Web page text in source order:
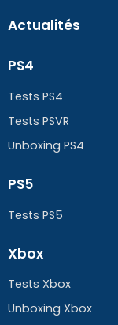
Actualités
PS4
Tests PS4
Tests PSVR
Unboxing PS4
PS5
Tests PS5
Xbox
Tests Xbox
Unboxing Xbox